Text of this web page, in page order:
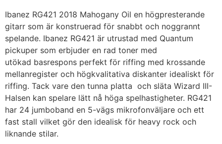
Ibanez RG421 2018 Mahogany Oil en högpresterande
gitarr som är konstruerad för snabbt och noggrannt
spelande. Ibanez RG421 är utrustad med Quantum
pickuper som erbjuder en rad toner med
utökad basrespons perfekt för riffing med krossande
mellanregister och högkvalitativa diskanter idealiskt för
riffing. Tack vare den tunna platta och släta Wizard III-
Halsen kan spelare lätt nå höga spelhastigheter. RG421
har 24 jumboband en 5-vägs mikrofonväljare och ett
fast stall vilket gör den idealisk för heavy rock och
liknande stilar.